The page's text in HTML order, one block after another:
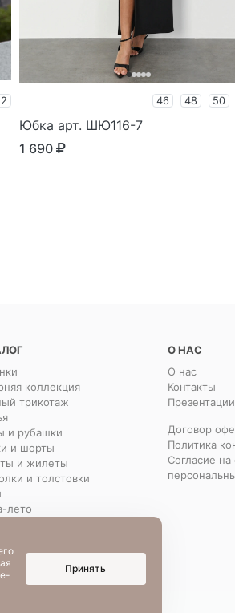
46 48 50
Юбка арт. ШЮ116-7
1 690
коллекция
трикотаж
и рубашки
и шорты
и жилеты
и толстовки
лето
О НАС
О нас
Контакты
Договор
Политика
Согласие на
Принять